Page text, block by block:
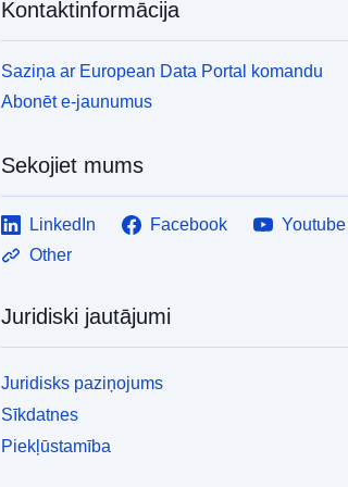
pārklājumu, no kuriem katrs ir slēgts daudzstūris,
nodalīšanas kritērijs ir bīstamības līmenis. Atribūta
tematiskā analīze: nejaušība.
Kontaktinformācija
Saziņa ar European Data Portal komandu
Abonēt e-jaunumus
Sekojiet mums
LinkedIn Facebook
Youtube
Other
Juridiski jautājumi
Juridisks paziņojums
Sīkdatnes
Piekļūstamība